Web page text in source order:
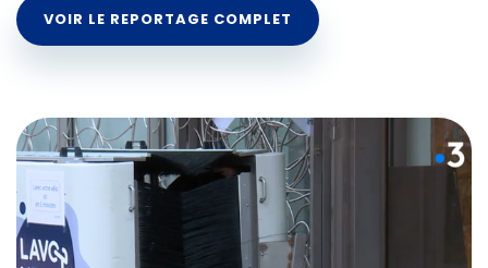
VOIR LE REPORTAGE COMPLET